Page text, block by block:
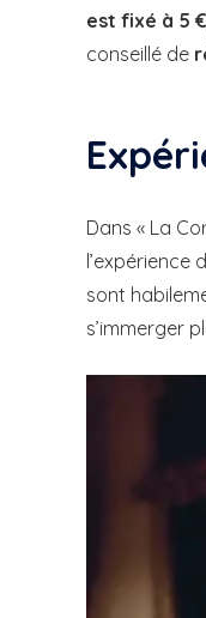
est fixé à 5 €
conseillé de
Dans « La
l’expérience
sont
s’immerger